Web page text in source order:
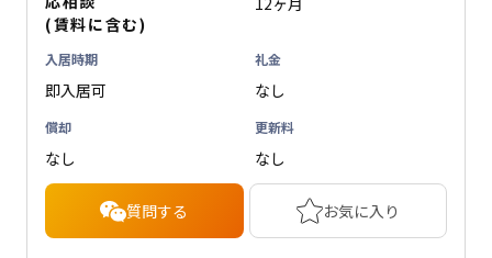
(賃料に含む)
入居時期
即入居可
礼金
なし
償却
なし
更新料
なし
質問する お気に入り